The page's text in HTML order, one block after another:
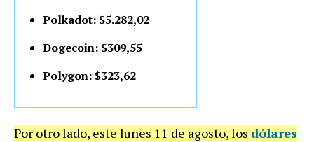
Polkadot: $5.282,02
Dogecoin: $309,55
Polygon: $323,62
Por otro lado, este lunes 11 de agosto, los dólares